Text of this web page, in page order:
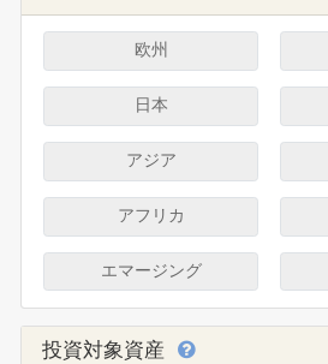
欧州
日本
アジア
アフリカ
エマージング
投資対象資産